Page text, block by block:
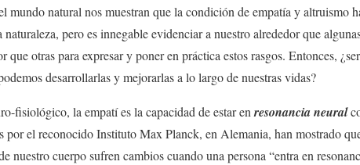
mundo natural nos muestran que la condición de empatía y altruismo
pero es innegable evidenciar a nuestro alrededor que
que otras para expresar y poner en práctica estos rasgos. Entonces,
desarrollarlas y mejorarlas a lo largo de nuestras vidas?
fisiológico, la empatí es la capacidad de estar enresonancia neural
por el reconocido Instituto Max Planck, en Alemania, han mostrado
nuestro cuerpo sufren cambios cuando una persona “entra en